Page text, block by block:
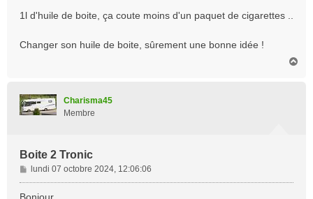
1l d'huile de boite, ça coute moins d'un paquet de cigarettes ..
Changer son huile de boite, sûrement une bonne idée !
Charisma45
Membre
Boite 2 Tronic
M
e
s
lundi 07 octobre 2024, 12:06:06